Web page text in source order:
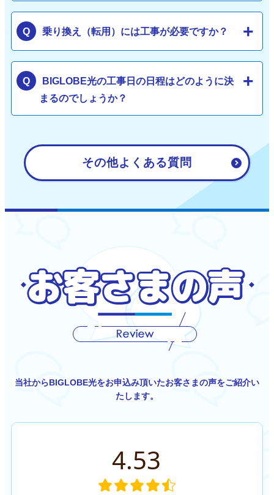
乗り換え（転用）には工事が必要ですか？
BIGLOBE光の工事日の日程はどのように決
まるのでしょうか？
その他よくある質問
当社からBIGLOBE光をお申込み頂いたお客さまの声をご紹介い
たします。
4.53